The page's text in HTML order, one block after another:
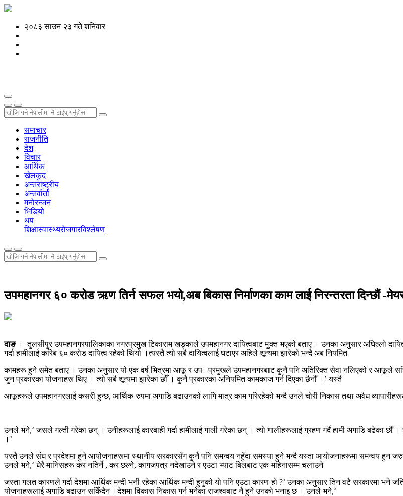
२०८३ साउन २३ गते शनिवार
समाचार
राजनीति
देश
विचार
आर्थिक
खेलकुद
अन्तराष्ट्रीय
अन्तर्वार्ता
मनोरन्जन
भिडियो
थप
शिक्षास्वास्थ्यरोजगारविश्लेषण
उपमहानगर ६० करोड ऋण तिर्न सफल भयो,अब बिकास निर्माणका काम लाई निरन्तरता दिन्छौं -
दाङ । तुलसीपुर उपमहानगरपालिकाका नगरप्रमुख टिकाराम खड्काले उपमहानगर दायित्वबाट मुक्त भएको बताए । उनका अनुसार अघिल्लो
गर्दा हामीलाई करिब ६० करोड दायित्व रहेको थियो ।त्यस्तै त्यो सबै दायित्वलाई घटाएर अहिले शून्यमा झारेको भन्दै अब नियमित
कामहरू हुने समेत बताए । उनका अनुसार यो एक वर्ष भित्रमा आफू र उप– प्रमुखले उपमहानगरबाट कुनै पनि अतिरिक्त सेवा नलिएको र आफूले सहि
जुन प्रकारका योजनाहरू थिए । त्यो सबै शून्यमा झारेका छौँ । कुनै प्रकारका अनियमित कामकाज गर्न दिएका छैनौँ ।’ यस्तै
आफूहरूले उपमहानगरलाई कसरी हुन्छ, आर्थिक रुपमा अगाडि बढाउनको लागि मात्र काम गरिरहेको भन्दै उनले चोरी निकास तथा अवैध
उनले भने,‘ जसले गल्ती गरेका छन् । उनीहरूलाई कारबाही गर्दा हामीलाई गाली गरेका छन् । त्यो गालीहरूलाई ग्रहण गर्दै हामी अगाडि बढेका
।’
यस्तै उनले संघ र प्रदेशमा हुने आयोजनाहरूमा स्थानीय सरकारसँग कुनै पनि समन्वय नहुँदा समस्या हुने भन्दै यस्ता आयोजनाहरूमा समन्वय हुन
उनले भने,‘ धेरै मानिसहरू कर नतिर्ने , कर छल्ने, कागजपत्र नदेखाउने र एउटा भ्याट बिलबाट एक महिनासम्म चलाउने
जस्ता गलत कारणले गर्दा देशमा आर्थिक मन्दी भनी रहेका आर्थिक मन्दी हुनुको यो पनि एउटा कारण हो ?’ उनका अनुसार तिन वटै सरकारमा
योजनाहरूलाई अगाडि बढाउन सकिँदैन ।देशमा विकास निकास गर्न भनेका राजश्वबाट नै हुने उनको भनाइ छ । उनले भने,‘